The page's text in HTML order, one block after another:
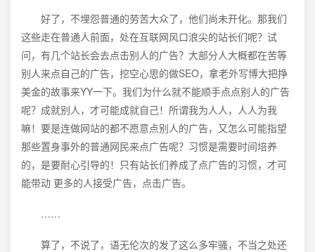
好了，不埋怨普通的劳苦大众了，他们尚未开化。那我们
这些走在普通人前面，处在互联网风口浪尖的站长们呢？试
问，有几个站长会去点击别人的广告？大部分人大概都在苦等
别人来点自己的广告，挖空心思的做SEO，拿老外写博大把挣
美金的故事来YY一下。我们为什么就不能顺手点点别人的广告
呢？成就别人，才可能成就自己！所谓我为人人，人人为我
嘛！要是连做网站的都不愿意点别人的广告，又怎么可能指望
那些置身事外的普通网民来点广告呢？习惯是需要时间培养
的，是要耐心引导的！只有站长们养成了点广告的习惯，才可
能带动 更多的人接受广告，点击广告。
……
算了，不说了，语无伦次的发了这么多牢骚，不当之处还